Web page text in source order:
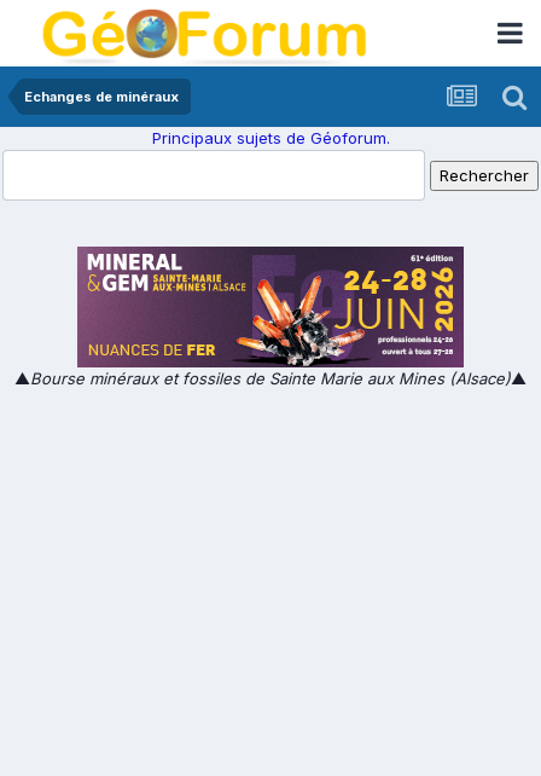
Echanges de minéraux
Principaux sujets de Géoforum.
▲Bourse minéraux et fossiles de Sainte Marie aux Mines (Alsace)▲